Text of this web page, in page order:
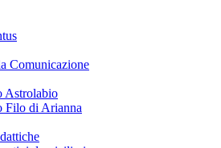
Comunicazione
Astrolabio
Filo di Arianna